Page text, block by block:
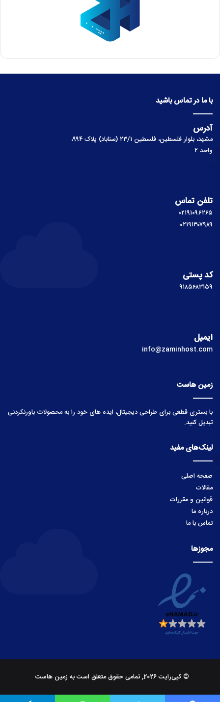
با ما در تماس باشید
آدرس
مشهد، بلوار فلسطین، فلسطین ۲۳/۱ (سناباد) پلاک ۹۹۴،
واحد ۲
تلفن تماس
۰۲۱۹۱۰۹۶۲۶۵
۰۲۱۹۱۳۰۷۹۸۹
کد پستی
۹۱۸۵۶۸۳۱۵۹
ایمیل
info@zaminhost.com
زمین هاست
با بستری قطعی برای طراحی دیجیتال، ایده های خود را به محصولات باورنکردنی
تبدیل کنید.
لینک‌های مفید
صفحه اصلی
مقالات
قوانین و مقررات
درباره ما
تماس با ما
مجوزها
© کپی‌رایت 2026, تمامی حقوق متعلق است به زمین هاست